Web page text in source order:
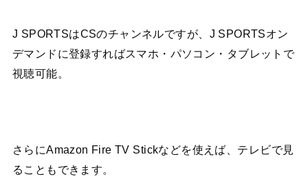
J SPORTSはCSのチャンネルですが、J SPORTSオン
デマンドに登録すればスマホ・パソコン・タブレットで
視聴可能。
さらにAmazon Fire TV Stickなどを使えば、テレビで見
ることもできます。